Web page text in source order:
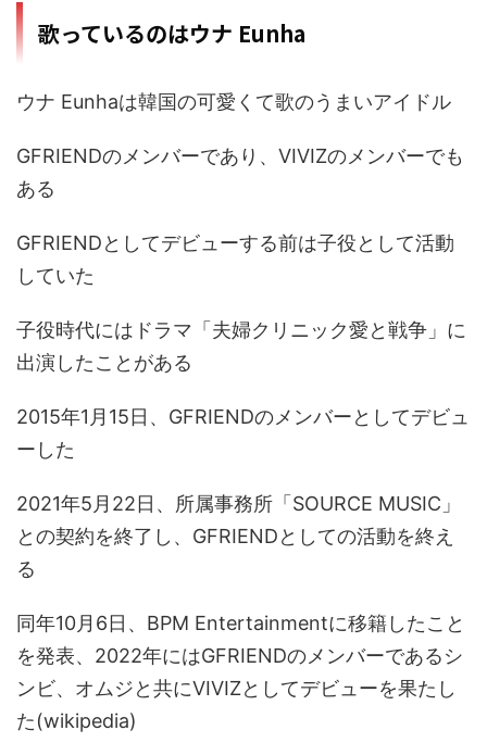
歌っているのはウナ Eunha
ウナ Eunhaは韓国の可愛くて歌のうまいアイドル
GFRIENDのメンバーであり、VIVIZのメンバーでも
ある
GFRIENDとしてデビューする前は子役として活動
していた
子役時代にはドラマ「夫婦クリニック愛と戦争」に
出演したことがある
2015年1月15日、GFRIENDのメンバーとしてデビュ
ーした
2021年5月22日、所属事務所「SOURCE MUSIC」
との契約を終了し、GFRIENDとしての活動を終え
る
同年10月6日、BPM Entertainmentに移籍したこと
を発表、2022年にはGFRIENDのメンバーであるシ
ンビ、オムジと共にVIVIZとしてデビューを果たし
た(wikipedia)